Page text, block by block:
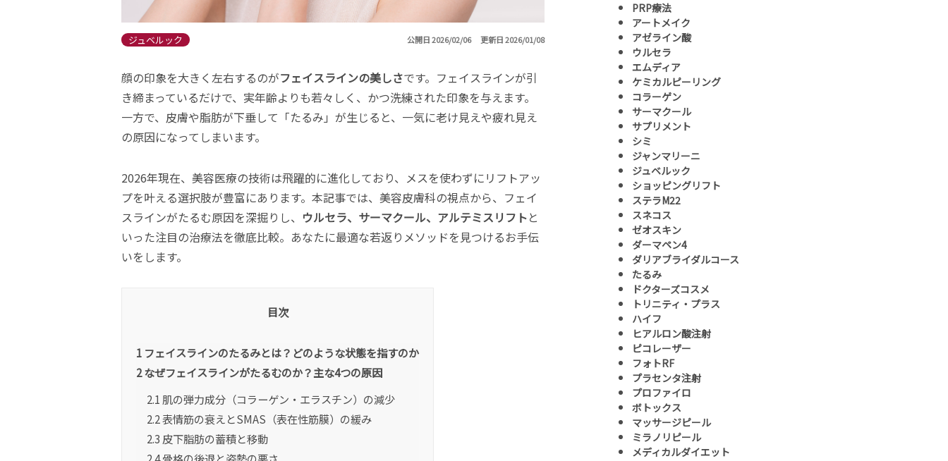
ジュベルック 公開日 2026/02/06 更新日 2026/01/08
顔の印象を大きく左右するのがフェイスラインの美しさです。フェイスラインが引
き締まっているだけで、実年齢よりも若々しく、かつ洗練された印象を与えます。
一方で、皮膚や脂肪が下垂して「たるみ」が生じると、一気に老け見えや疲れ見え
の原因になってしまいます。
2026年現在、美容医療の技術は飛躍的に進化しており、メスを使わずにリフトアッ
プを叶える選択肢が豊富にあります。本記事では、美容皮膚科の視点から、フェイ
スラインがたるむ原因を深掘りし、 ウルセラ、サーマクール、アルテミスリフトと
いった注目の治療法を徹底比較。あなたに最適な若返りメソッドを見つけるお手伝
いをします。
目次
1 フェイスラインのたるみとは？どのような状態を指すのか
2なぜフェイスラインがたるむのか？主な4つの原因
2.1 肌の弾力成分（コラーゲン・エラスチン）の減少
2.2表情筋の衰えとSMAS（表在性筋膜）の緩み
2.3 皮下脂肪の蓄積と移動
PRP療法
アートメイク
アゼライン酸
ウルセラ
エムディア
ケミカルピーリング
コラーゲン
サーマクール
サプリメント
シミ
ジャンマリーニ
ジュベルック
ショッピングリフト
ステラM22
スネコス
ゼオスキン
ダーマペン4
ダリアブライダルコース
たるみ
ドクターズコスメ
トリニティ・プラス
ハイフ
ヒアルロン酸注射
ピコレーザー
フォトRF
プラセンタ注射
プロファイロ
ボトックス
マッサージピール
ミラノリピール
メディカルダイエット